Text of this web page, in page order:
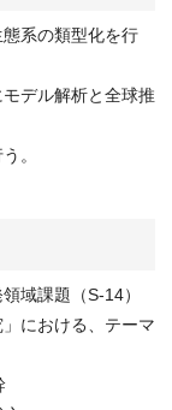
系の類型化を行
デル解析と全球推
。
域課題（S-14）
における、テーマ